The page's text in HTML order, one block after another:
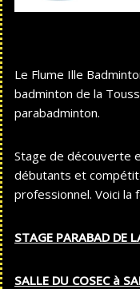
Le Flume Ille
badminton de la
parabadminton.
Stage de découverte
débutants et
professionnel. Voici la
STAGE PARABAD
SALLE DU COSEC à